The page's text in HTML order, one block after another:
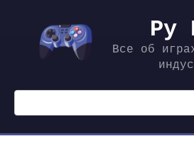
контенту
Ру
Все об
Поиск: